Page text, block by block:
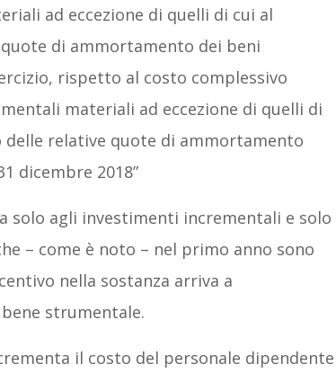
ad eccezione di quelli di cui al
di ammortamento dei beni
rispetto al costo complessivo
materiali ad eccezione di quelli di
relative quote di ammortamento
dicembre 2018”
solo agli investimenti incrementali e solo
– come è noto – nel primo anno sono
nella sostanza arriva a
bene strumentale.
il costo del personale dipendente